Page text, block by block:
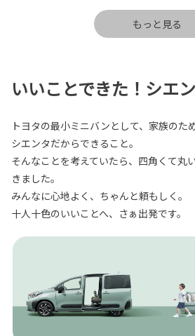
もっと見る
いいことできた！シエ
トヨタの最小ミニバンとして、家族のた
シエンタだからできること。
そんなことを考えていたら、四角くて丸
きました。
みんなに心地よく、ちゃんと頼もしく。
十人十色のいいことへ、さぁ出発です。